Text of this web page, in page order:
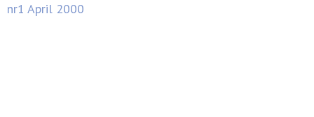
nr1 April 2000